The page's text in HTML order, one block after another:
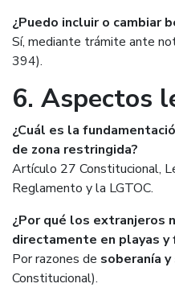
¿Puedo incluir o cambiar
Sí, mediante trámite ante
394).
6. Aspectos
¿Cuál es la
de zona restringida?
Artículo 27 Constitucional,
Reglamento y la LGTOC.
¿Por qué los extranjeros
directamente en playas y
Por razones de soberanía
Constitucional).